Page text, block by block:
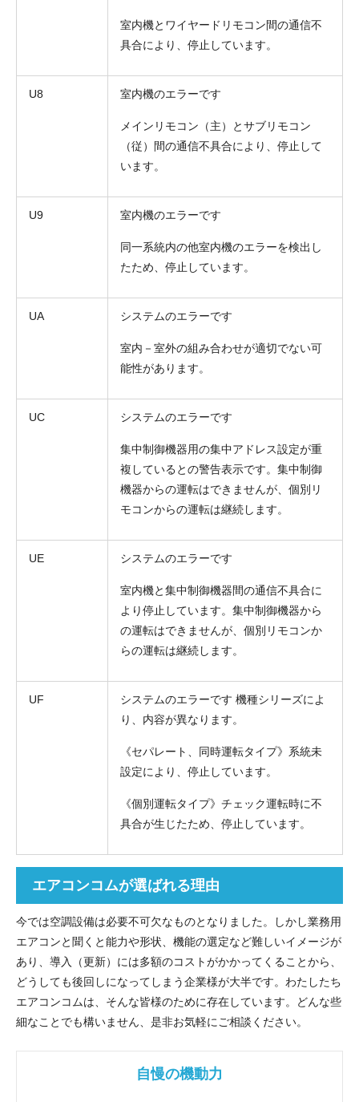
室内機とワイヤードリモコン間の通信不
具合により、停止しています。
U8 室内機のエラーです
メインリモコン（主）とサブリモコン
（従）間の通信不具合により、停止して
います。
U9 室内機のエラーです
同一系統内の他室内機のエラーを検出し
たため、停止しています。
UA システムのエラーです
室内－室外の組み合わせが適切でない可
能性があります。
UC システムのエラーです
集中制御機器用の集中アドレス設定が重
複しているとの警告表示です。集中制御
機器からの運転はできませんが、個別リ
モコンからの運転は継続します。
UE システムのエラーです
室内機と集中制御機器間の通信不具合に
より停止しています。集中制御機器から
の運転はできませんが、個別リモコンか
らの運転は継続します。
UF
システムのエラーです 機種シリーズによ
り、内容が異なります。
《セパレート、同時運転タイプ》系統未
設定により、停止しています。
《個別運転タイプ》チェック運転時に不
具合が生じたため、停止しています。
エアコンコムが選ばれる理由
今では空調設備は必要不可欠なものとなりました。しかし業務用
エアコンと聞くと能力や形状、機能の選定など難しいイメージが
あり、導入（更新）には多額のコストがかかってくることから、
どうしても後回しになってしまう企業様が大半です。わたしたち
エアコンコムは、そんな皆様のために存在しています。どんな些
細なことでも構いません、是非お気軽にご相談ください。
自慢の機動力